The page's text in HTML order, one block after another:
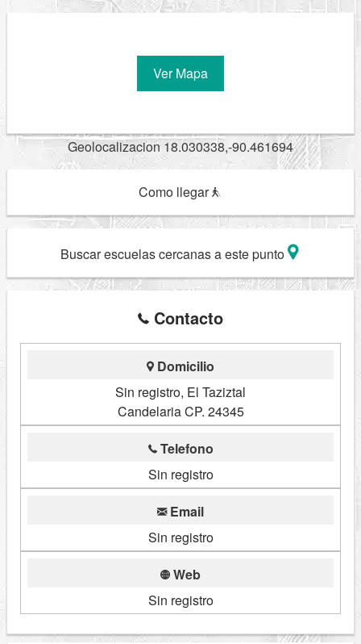
Ver Mapa
Geolocalizacion 18.030338,-90.461694
Como llegar
Buscar escuelas cercanas a este punto
Contacto
Domicilio
Sin registro, El Taziztal
Candelaria CP. 24345
Telefono
Sin registro
Email
Sin registro
Web
Sin registro